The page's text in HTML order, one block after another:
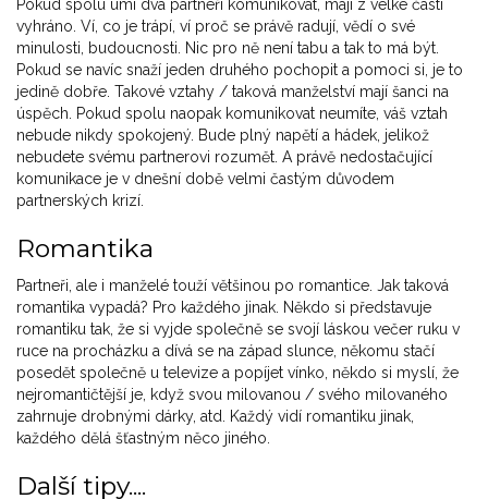
Pokud spolu umí dva partneři komunikovat, mají z velké části
vyhráno. Ví, co je trápí, ví proč se právě radují, vědí o své
minulosti, budoucnosti. Nic pro ně není tabu a tak to má být.
Pokud se navíc snaží jeden druhého pochopit a pomoci si, je to
jedině dobře. Takové vztahy / taková manželství mají šanci na
úspěch. Pokud spolu naopak komunikovat neumíte, váš vztah
nebude nikdy spokojený. Bude plný napětí a hádek, jelikož
nebudete svému partnerovi rozumět. A právě nedostačující
komunikace je v dnešní době velmi častým důvodem
partnerských krizí.
Romantika
Partneři, ale i manželé touží většinou po romantice. Jak taková
romantika vypadá? Pro každého jinak. Někdo si představuje
romantiku tak, že si vyjde společně se svojí láskou večer ruku v
ruce na procházku a dívá se na západ slunce, někomu stačí
posedět společně u televize a popíjet vínko, někdo si myslí, že
nejromantičtější je, když svou milovanou / svého milovaného
zahrnuje drobnými dárky, atd. Každý vidí romantiku jinak,
každého dělá šťastným něco jiného.
Další tipy....